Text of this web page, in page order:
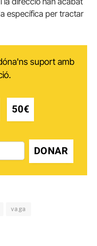
específica per tractar
suport amb
50€
DONAR
vaga